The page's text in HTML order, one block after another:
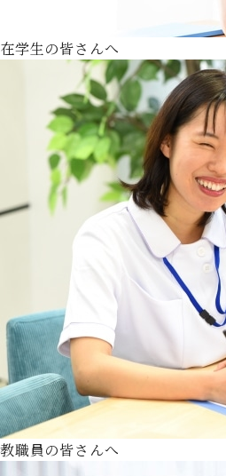
在学生の皆さんへ
教職員の皆さんへ